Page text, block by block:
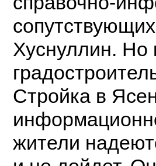
Хуснуллин. Но
Стройка в
жители